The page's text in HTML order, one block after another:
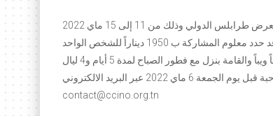
تعتزم غرفة التجارة والصناعة للشمال الغربي تنظيم بعثة لمؤسسات الجهة لزيارة معرض طرابلس الدولي وذلك من 11 إلى 15 ماي 2022
المشاركة ب 1950 ديناراً للشخص الواحد
عبر البريد الالكتروني
contact@ccino.org.tn